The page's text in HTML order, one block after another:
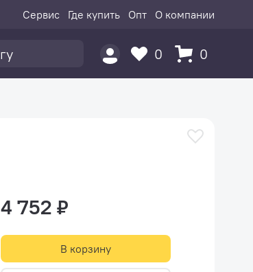
Сервис Где купить Опт О компании
0 0
4 752 ₽
В корзину